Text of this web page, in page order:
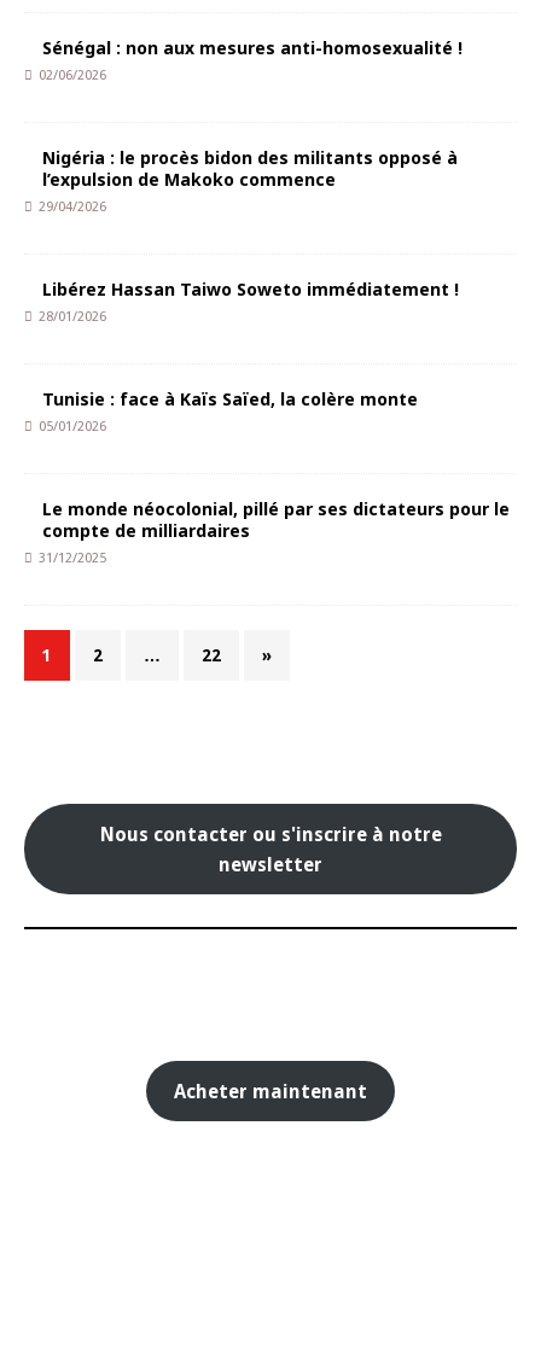
Sénégal : non aux mesures anti-homosexualité !
02/06/2026
Nigéria : le procès bidon des militants opposé à
l’expulsion de Makoko commence
29/04/2026
Libérez Hassan Taiwo Soweto immédiatement !
28/01/2026
Tunisie : face à Kaïs Saïed, la colère monte
05/01/2026
Le monde néocolonial, pillé par ses dictateurs pour le
compte de milliardaires
31/12/2025
1 2 … 22 »
Nous contacter ou s'inscrire à notre
newsletter
Acheter maintenant